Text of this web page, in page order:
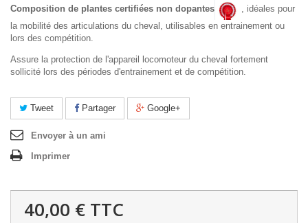
Composition de plantes certifiées non dopantes
, idéales pour
la mobilité des articulations du cheval, utilisables en entrainement ou
lors des compétition.
Assure la protection de l'appareil locomoteur du cheval fortement
sollicité lors des périodes d'entrainement et de compétition.
Tweet Partager Google+
Envoyer à un ami
Imprimer
40,00 € TTC